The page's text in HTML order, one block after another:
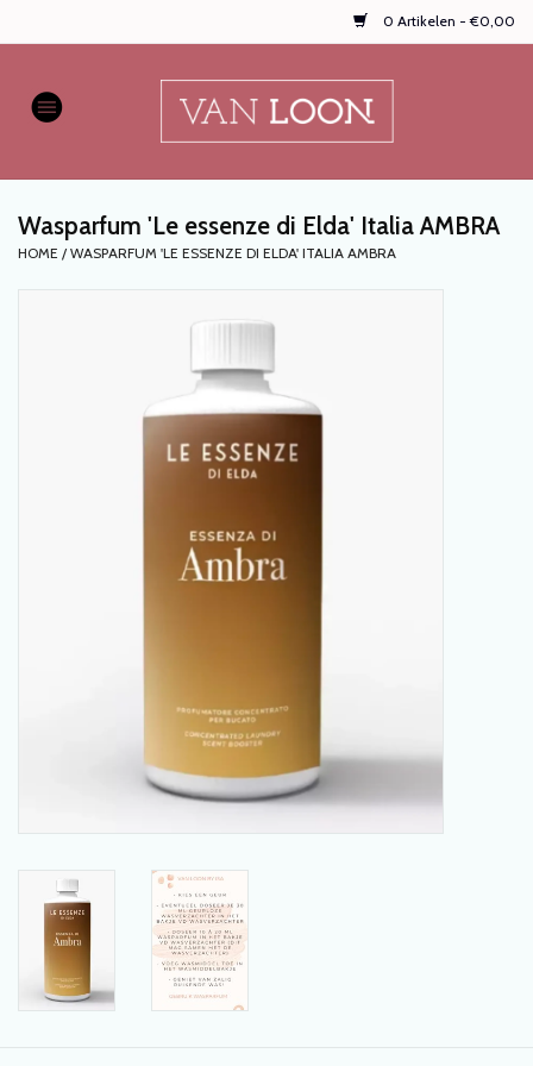
0 Artikelen - €0,00
Home
AUTOPARFUMS
NIEUW
HANDZEPEN, TEXTIELSPRAYS,
SCHOENENDROGER *nieuw*
Wasparfum 'Le essenze di Elda' Italia AMBRA
HOME / WASPARFUM 'LE ESSENZE DI ELDA' ITALIA AMBRA